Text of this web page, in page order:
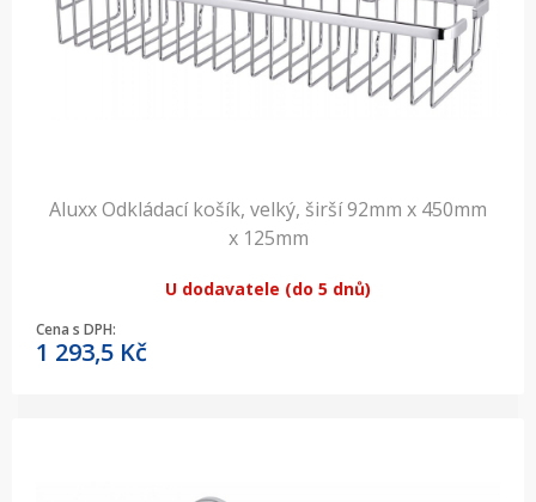
Aluxx Odkládací košík, velký, širší 92mm x 450mm
x 125mm
U dodavatele (do 5 dnů)
Cena s DPH:
1 293,5 Kč